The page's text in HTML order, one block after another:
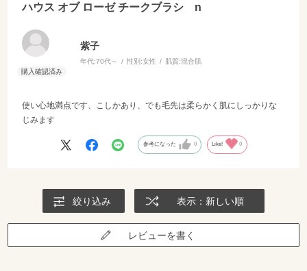
ハウス オブ ローゼ チークブラシ n
紫子
年代:70代～ 性別:女性 肌質:混合肌
使い心地満点です、こしかあり、でも毛先は柔らかく肌にしっかりな
じみます
参考になった 0 Like! 0
絞り込み 表示：新しい順
レビューを書く